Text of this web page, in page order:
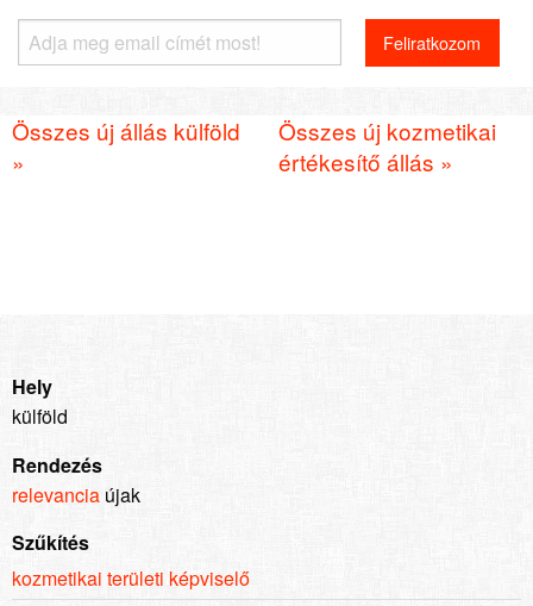
Összes új állás külföld
»
Összes új kozmetikai
értékesítő állás »
Hely
külföld
Rendezés
relevancia újak
Szűkítés
kozmetikai területi képviselő